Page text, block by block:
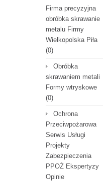
Firma precyzyjna
obróbka skrawanie
metalu Firmy
Wielkopolska Piła
(0)
Obróbka
skrawaniem metali
Formy wtryskowe
(0)
Ochrona
Przeciwpożarowa
Serwis Usługi
Projekty
Zabezpieczenia
PPOŻ Ekspertyzy
Opinie